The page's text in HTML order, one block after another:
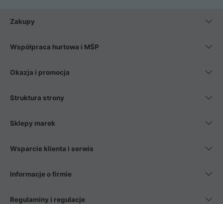
Zakupy
Współpraca hurtowa i MŚP
Okazja i promocja
Struktura strony
Sklepy marek
Wsparcie klienta i serwis
Informacje o firmie
Regulaminy i regulacje